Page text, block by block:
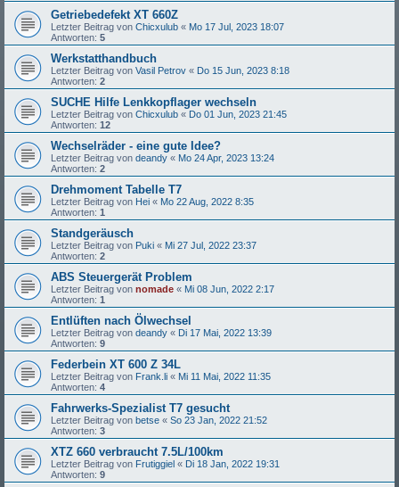
Getriebedefekt XT 660Z
Letzter Beitrag von Chicxulub « Mo 17 Jul, 2023 18:07
Antworten: 5
Werkstatthandbuch
Letzter Beitrag von Vasil Petrov « Do 15 Jun, 2023 8:18
Antworten: 2
SUCHE Hilfe Lenkkopflager wechseln
Letzter Beitrag von Chicxulub « Do 01 Jun, 2023 21:45
Antworten: 12
Wechselräder - eine gute Idee?
Letzter Beitrag von deandy « Mo 24 Apr, 2023 13:24
Antworten: 2
Drehmoment Tabelle T7
Letzter Beitrag von Hei « Mo 22 Aug, 2022 8:35
Antworten: 1
Standgeräusch
Letzter Beitrag von Puki « Mi 27 Jul, 2022 23:37
Antworten: 2
ABS Steuergerät Problem
Letzter Beitrag von nomade « Mi 08 Jun, 2022 2:17
Antworten: 1
Entlüften nach Ölwechsel
Letzter Beitrag von deandy « Di 17 Mai, 2022 13:39
Antworten: 9
Federbein XT 600 Z 34L
Letzter Beitrag von Frank.li « Mi 11 Mai, 2022 11:35
Antworten: 4
Fahrwerks-Spezialist T7 gesucht
Letzter Beitrag von betse « So 23 Jan, 2022 21:52
Antworten: 3
XTZ 660 verbraucht 7.5L/100km
Letzter Beitrag von Frutiggiel « Di 18 Jan, 2022 19:31
Antworten: 9